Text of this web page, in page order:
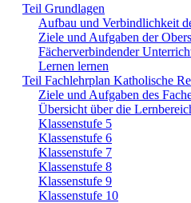
Teil Grundlagen
Aufbau und Verbindlichkeit
Ziele und Aufgaben der
Fächerverbindender
Lernen lernen
Teil Fachlehrplan Katholische
Ziele und Aufgaben des
Übersicht über die
Klassenstufe 5
Klassenstufe 6
Klassenstufe 7
Klassenstufe 8
Klassenstufe 9
Klassenstufe 10